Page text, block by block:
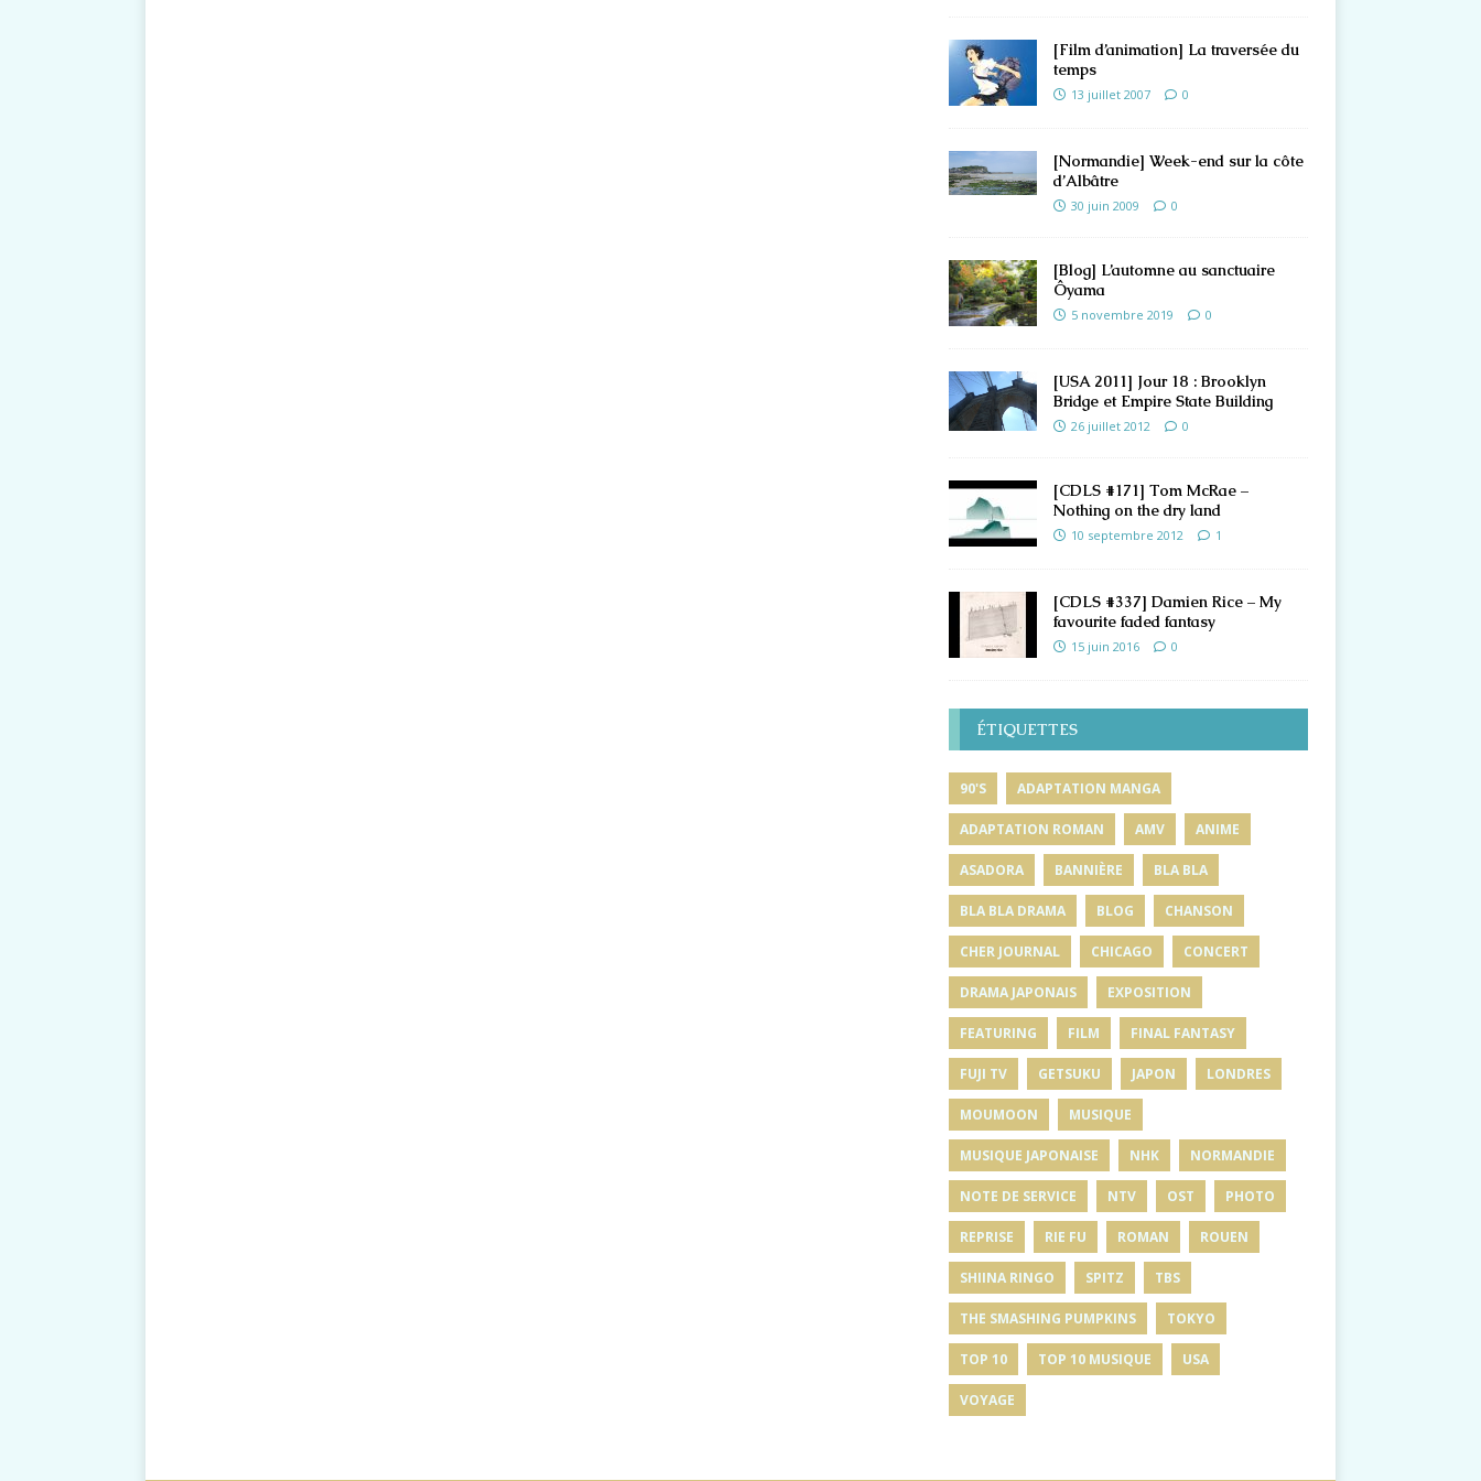
[Film d’animation] La traversée du
temps
13 juillet 2007 0
[Normandie] Week-end sur la côte
d’Albâtre
30 juin 2009 0
[Blog] L’automne au sanctuaire
Ôyama
5 novembre 2019 0
[USA 2011] Jour 18 : Brooklyn
Bridge et Empire State Building
26 juillet 2012 0
[CDLS #171] Tom McRae –
Nothing on the dry land
10 septembre 2012 1
[CDLS #337] Damien Rice – My
favourite faded fantasy
15 juin 2016 0
ÉTIQUETTES
90'S ADAPTATION MANGA
ADAPTATION ROMAN AMV ANIME
ASADORA BANNIÈRE BLA BLA
BLA BLA DRAMA BLOG CHANSON
CHER JOURNAL CHICAGO CONCERT
DRAMA JAPONAIS EXPOSITION
FEATURING FILM FINAL FANTASY
FUJI TV GETSUKU JAPON LONDRES
MOUMOON MUSIQUE
MUSIQUE JAPONAISE NHK NORMANDIE
NOTE DE SERVICE NTV OST PHOTO
REPRISE RIE FU ROMAN ROUEN
SHIINA RINGO SPITZ TBS
THE SMASHING PUMPKINS TOKYO
TOP 10 TOP 10 MUSIQUE USA
VOYAGE